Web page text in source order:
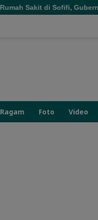
Gubernur Tekankan
Ragam Foto Video